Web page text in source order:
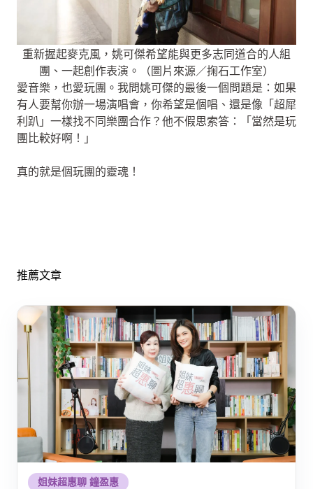
重新握起麥克風，姚可傑希望能與更多志同道合的人組
團、一起創作表演。（圖片來源／掬石工作室）
愛音樂，也愛玩團。我問姚可傑的最後一個問題是：如果
有人要幫你辦一場演唱會，你希望是個唱、還是像「超犀
利趴」一樣找不同樂團合作？他不假思索答：「當然是玩
團比較好啊！」
真的就是個玩團的靈魂！
推薦文章
姐妹超惠聊 鐘盈惠